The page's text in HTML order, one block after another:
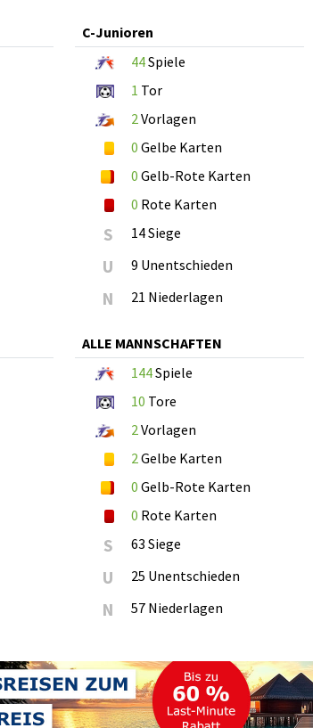
C-Junioren
44Spiele
1 Tor
2 Vorlagen
0 Gelbe Karten
0 Gelb-Rote Karten
0 Rote Karten
S 14 Siege
U 9 Unentschieden
N 21 Niederlagen
ALLE MANNSCHAFTEN
144Spiele
10 Tore
2 Vorlagen
2 Gelbe Karten
0 Gelb-Rote Karten
0 Rote Karten
S 63 Siege
U 25 Unentschieden
N 57 Niederlagen